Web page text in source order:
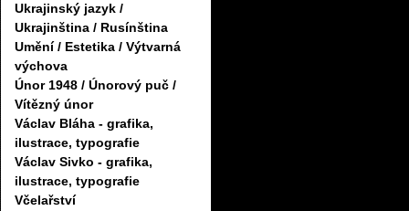
Ukrajinský jazyk /
Ukrajinština / Rusínština
Umění / Estetika / Výtvarná
výchova
Únor 1948 / Únorový puč /
Vítězný únor
Václav Bláha - grafika,
ilustrace, typografie
Václav Sivko - grafika,
ilustrace, typografie
Včelařství